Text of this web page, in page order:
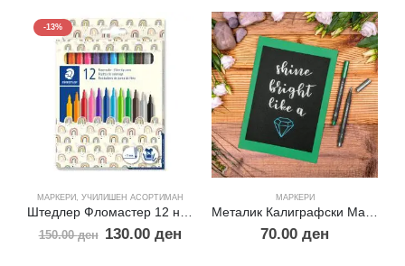
-13%
МАРКЕРИ , УЧИЛИШЕН АСОРТИМАН
Штедлер Фломастер 12 нијанси
150.00ден 130.00ден
МАРКЕРИ
Металик Калиграфски Маркер
70.00 ден